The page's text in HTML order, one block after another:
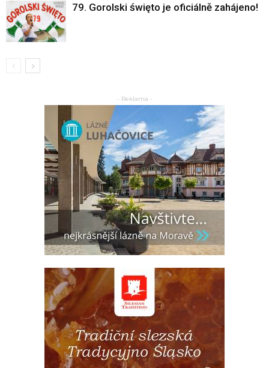
79. Gorolski święto je oficiálně zahájeno!
- Reklama -